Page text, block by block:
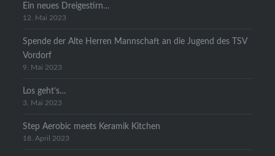
Ein neues Dreigestirn…
12. Mai 2023
Spende der Alte Herren Mannschaft an die Jugend des TSV
Vordorf
9. Mai 2023
Los geht’s…
3. Mai 2023
Step Aerobic meets Keramik Kitchen
18. April 2023